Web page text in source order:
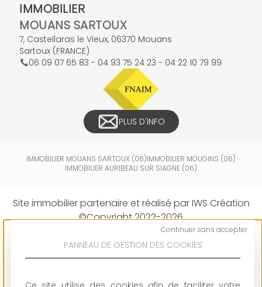
IMMOBILIER
MOUANS SARTOUX
7, Castellaras le Vieux, 06370 Mouans
Sartoux (FRANCE)
06 09 07 65 83 - 04 93 75 24 23 - 04 22 10 79 99
PLUS D'INFO
IMMOBILIER MOUANS SARTOUX (06)IMMOBILIER MOUGINS (06)
IMMOBILIER AURIBEAU SUR SIAGNE (06)
Site immobilier partenaire et réalisé par IWS Création
©Copyright 2022-2026
Continuer sans accepter
PANNEAU DE GESTION DES COOKIES